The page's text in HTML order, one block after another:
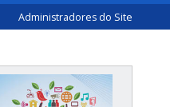
Administradores do Site